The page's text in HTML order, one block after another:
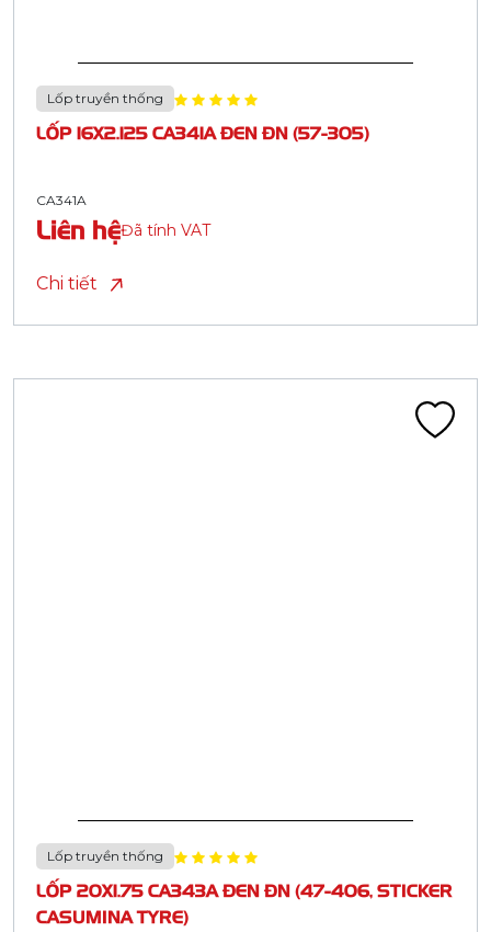
Lốp truyền thống
LỐP 16X2.125 CA341A ĐEN ĐN (57-305)
CA341A
Liên hệĐã tính VAT
Chi tiết
Lốp truyền thống
LỐP 20X1.75 CA343A ĐEN ĐN (47-406, STICKER
CASUMINA TYRE)